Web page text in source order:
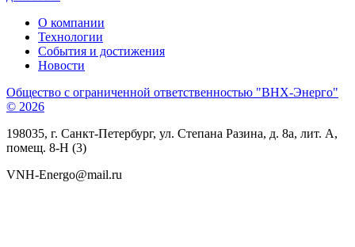
О компании
Технологии
События и достижения
Новости
Общество с ограниченной ответственностью "ВНХ-Энерго"
© 2026
198035, г. Санкт-Петербург, ул. Степана Разина, д. 8а, лит. А,
помещ. 8-Н (3)
VNH-Energo@mail.ru